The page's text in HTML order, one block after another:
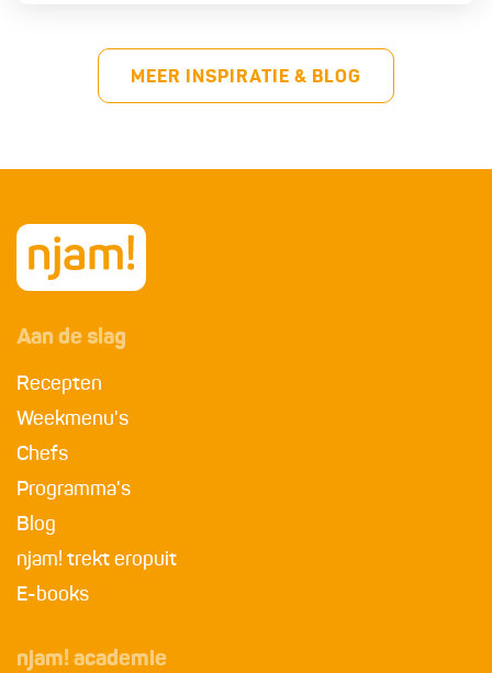
MEER INSPIRATIE & BLOG
Aan de slag
Recepten
Weekmenu's
Chefs
Programma's
Blog
njam! trekt eropuit
E-books
njam! academie